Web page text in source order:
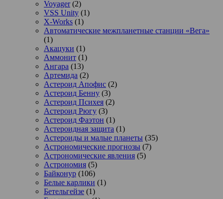
Voyager(2)
VSS Unity (1)
X-Works (1)
Автоматические межпланетные станции «Вега»
(1)
Акацуки (1)
Аммонит (1)
Ангара (13)
Артемида (2)
Астероид Апофис (2)
Астероид Бенну (3)
Астероид Психея (2)
Астероид Рюгу (3)
Астероид Фаэтон (1)
Астероидная защита (1)
Астероиды и малые планеты (35)
Астрономические прогнозы (7)
Астрономические явления (5)
Астрономия (5)
Байконур (106)
Белые карлики (1)
Бетельгейзе (1)